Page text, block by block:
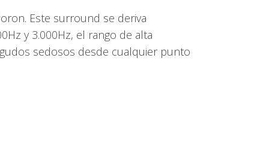
Este surround se deriva
y 3.000Hz, el rango de alta
sedosos desde cualquier punto